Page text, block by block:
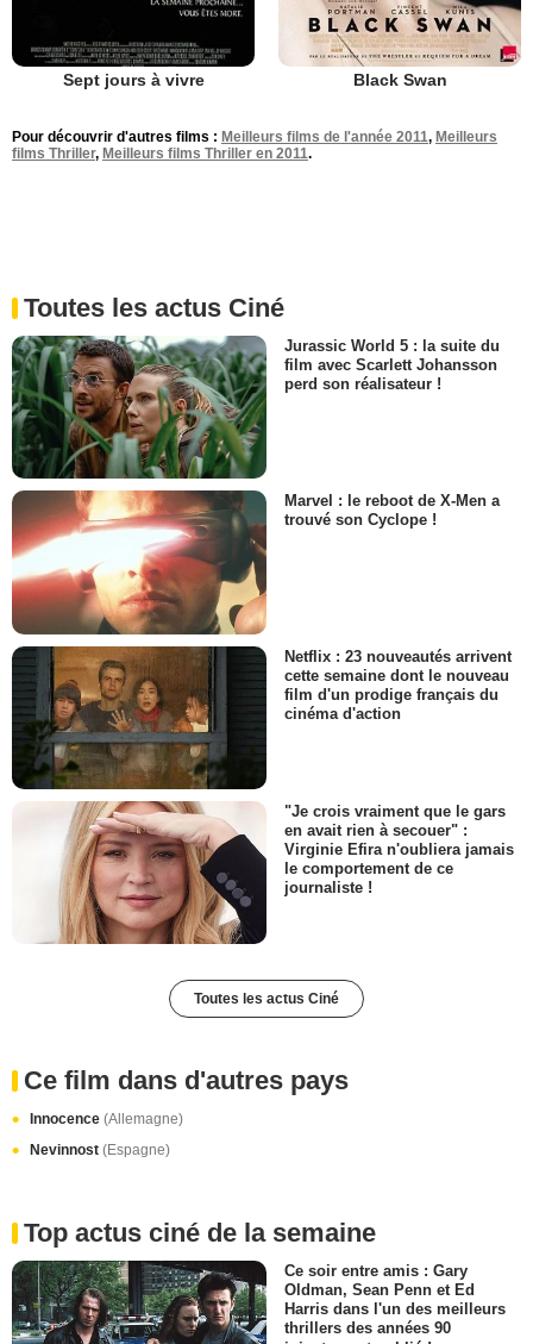
Sept jours à vivre Black Swan
Pour découvrir d'autres films : Meilleurs films de l'année 2011, Meilleurs
films Thriller, Meilleurs films Thriller en 2011.
Toutes les actus Ciné
Jurassic World 5 : la suite du
film avec Scarlett Johansson
perd son réalisateur !
Marvel : le reboot de X-Men a
trouvé son Cyclope !
Netflix : 23 nouveautés arrivent
cette semaine dont le nouveau
film d'un prodige français du
cinéma d'action
"Je crois vraiment que le gars
en avait rien à secouer" :
Virginie Efira n'oubliera jamais
le comportement de ce
journaliste !
Toutes les actus Ciné
Ce film dans d'autres pays
Innocence (Allemagne)
Nevinnost (Espagne)
Top actus ciné de la semaine
Ce soir entre amis : Gary
Oldman, Sean Penn et Ed
Harris dans l'un des meilleurs
thrillers des années 90